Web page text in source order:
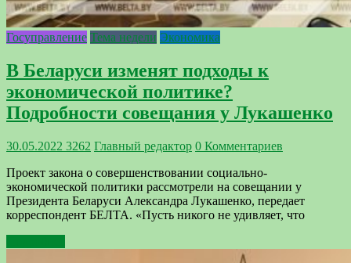
Госуправление Тема недели Экономика
В Беларуси изменят подходы к
экономической политике?
Подробности совещания у Лукашенко
30.05.2022 3262 Главный редактор 0 Комментариев
Проект закона о совершенствовании социально-
экономической политики рассмотрели на совещании у
Президента Беларуси Александра Лукашенко, передает
корреспондент БЕЛТА. «Пусть никого не удивляет, что